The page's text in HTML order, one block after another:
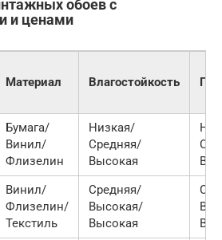
обоев с
и ценами
Материал Влагостойкость
Бумага/
Винил/
Флизелин
Низкая/
Средняя/
Высокая
Винил/
Флизелин/
Текстиль
Средняя/
Высокая/
Высокая